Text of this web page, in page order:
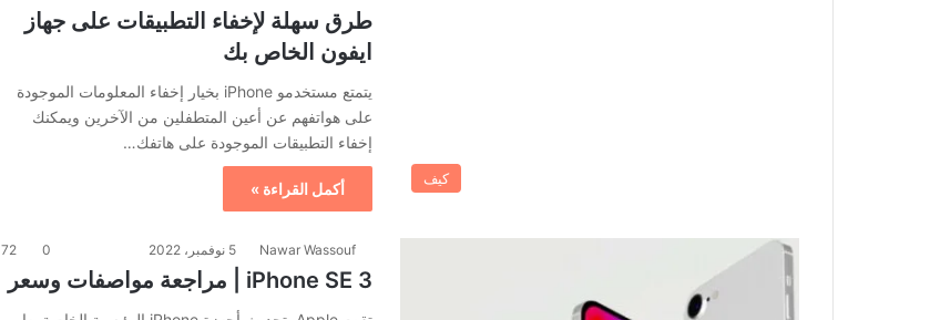
كيف
طرق سهلة لإخفاء التطبيقات على جهاز
ايفون الخاص بك
يتمتع مستخدمو iPhone بخيار إخفاء المعلومات الموجودة
على هواتفهم عن أعين المتطفلين من الآخرين ويمكنك
إخفاء التطبيقات الموجودة على هاتفك…
أكمل القراءة »
Nawar Wassouf 5 نوفمبر، 2022 0
72
iPhone SE 3 | مراجعة مواصفات وسعر